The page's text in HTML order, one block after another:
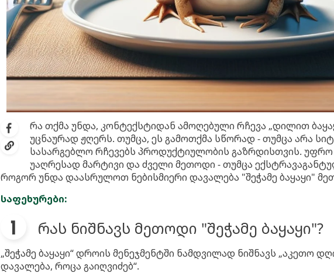
რა თქმა უნდა, კონტექსტიდან ამოღებული რჩევა „დილით
უცნაურად ჟღერს. თუმცა, ეს გამოთქმა სწორად - თუმცა არა
სასარგებლო რჩევებს პროდუქტიულობის გაზრდისთვის. უფრო
უაღრესად მარტივი და ძველი მეთოდი - თუმცა
როგორ უნდა დაასრულოთ ნებისმიერი დავალება "შეჭამე ბაყაყი"
საფეხურები:
რას ნიშნავს მეთოდი "შეჭამე ბაყაყი"?
„შეჭამე ბაყაყი“ დროის მენეჯმენტში ნამდვილად ნიშნავს „აკეთო
დავალება, როცა გაიღვიძებ“.